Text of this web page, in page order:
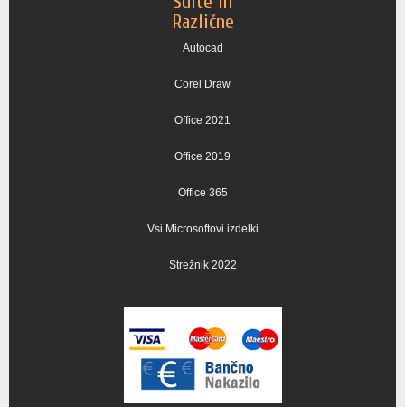
Različne
Autocad
Corel Draw
Office 2021
Office 2019
Office 365
Vsi Microsoftovi izdelki
Strežnik 2022